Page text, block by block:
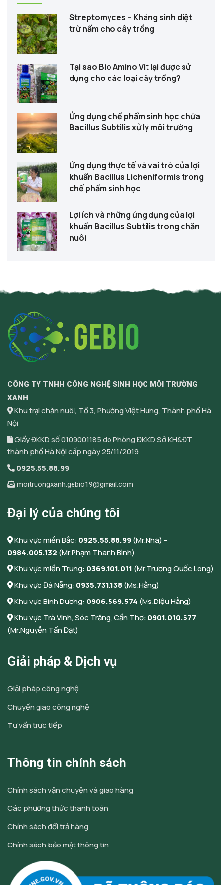
mồi sống rất thích hợp cho làm thức ăn cho các loại gia súc,
gia cầm, thủy hải sản. Chúng còn bổ sung canxi và phospho
cho gia cầm như: gà, vịt, ngan, ngỗng…giúp bổ sung chất
dinh dưỡng, tăng sức đề kháng, kích thích ra lông tốt.. Ngoài
ra, ruồi lính đen còn rất phù hợp với nhiều loại thú cưng khác
như cá cảnh, chim cảnh, bò sát, kỳ tôm…Chúng còn là loại
côn trùng có ích, chúng có thể xử lí rác thải hữu cơ thành
phân bón hữu ích cho cây cảnh. Chính từ lợi ích nhiều mặt
của ruồi lính đen, trên thị trường gần đây xuất hiện nhiều mô
hình nuôi ruồi lính đen làm nguồn thức ăn hữu ích cho nhiều
loại Sinh Vật Cảnh.
Streptomyces – Kháng sinh diệt
trừ nấm cho cây trồng
Tại sao Bio Amino Vit lại được sử
dụng cho các loại cây trồng?
Ứng dụng chế phẩm sinh học chứa
Bacillus Subtilis xử lý môi trường
Ứng dụng thực tế và vai trò của lợi
khuẩn Bacillus Licheniformis trong
chế phẩm sinh học
Lợi ích và những ứng dụng của lợi
khuẩn Bacillus Subtilis trong chăn
nuôi
CÔNG TY TNHH CÔNG NGHỆ SINH HỌC MÔI TRƯỜNG
XANH
Khu trại chăn nuôi, Tổ 3, Phường Việt Hưng, Thành phố Hà
Nội
Giấy ĐKKD số 0109001185 do Phòng ĐKKD Sở KH&ĐT
thành phố Hà Nội cấp ngày 25/11/2019
0925.55.88.99
moitruongxanh.gebio19@gmail.com
Đại lý của chúng tôi
Khu vực miền Bắc: 0925.55.88.99(Mr.Nhã) –
0984.005.132 (Mr.Phạm Thanh Bình)
Khu vực miền Trung: 0369.101.011 (Mr.Trương Quốc Long)
Khu vực Đà Nẵng: 0935.731.138(Ms.Hằng)
Khu vực Bình Dương: 0906.569.574 (Ms.Diệu Hằng)
Khu vực Trà Vinh, Sóc Trăng, Cần Thơ: 0901.010.577
(Mr.Nguyễn Tấn Đạt)
Giải pháp & Dịch vụ
Giải pháp công nghệ
Chuyển giao công nghệ
Tư vấn trực tiếp
Thông tin chính sách
Chính sách vận chuyện và giao hàng
Các phương thức thanh toán
Chính sách đổi trả hàng
Chính sách bảo mật thông tin